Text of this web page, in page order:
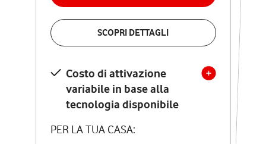
SCOPRI DETTAGLI
Costo di attivazione
variabile in base alla
tecnologia disponibile
PER LA TUA CASA:
VERIFICA LA COPERTURA
Costo di attivazione
variabile in base alla
tecnologia disponibile
PER LA TUA CASA: